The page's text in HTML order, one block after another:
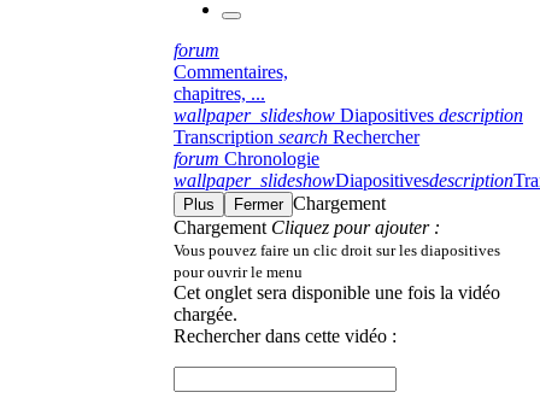
forum
Commentaires,
chapitres, ...
wallpaper_slideshow Diapositives description
Transcription search Rechercher
forum Chronologie
wallpaper_slideshowDiapositivesdescription
Plus Fermer Chargement
Chargement Cliquez pour ajouter :
Vous pouvez faire un clic droit sur les diapositives
pour ouvrir le menu
Cet onglet sera disponible une fois la vidéo
chargée.
Rechercher dans cette vidéo :